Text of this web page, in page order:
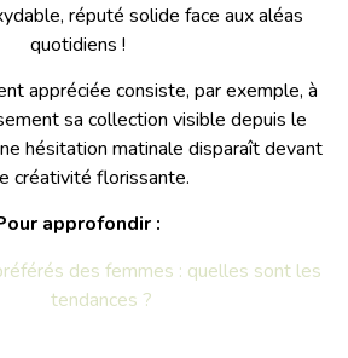
réputé solide face aux aléas
quotidiens !
appréciée consiste, par exemple, à
sa collection visible depuis le
hésitation matinale disparaît devant
créativité florissante.
approfondir :
des femmes : quelles sont les
tendances ?